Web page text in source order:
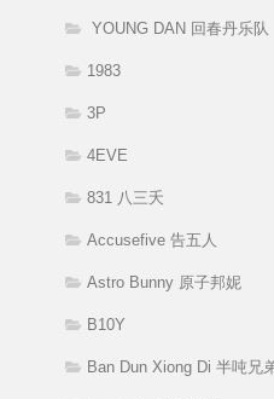
YOUNG DAN 回春丹乐队
1983
3P
4EVE
831 八三夭
Accusefive 告五人
Astro Bunny 原子邦妮
B10Y
Ban Dun Xiong Di 半吨兄